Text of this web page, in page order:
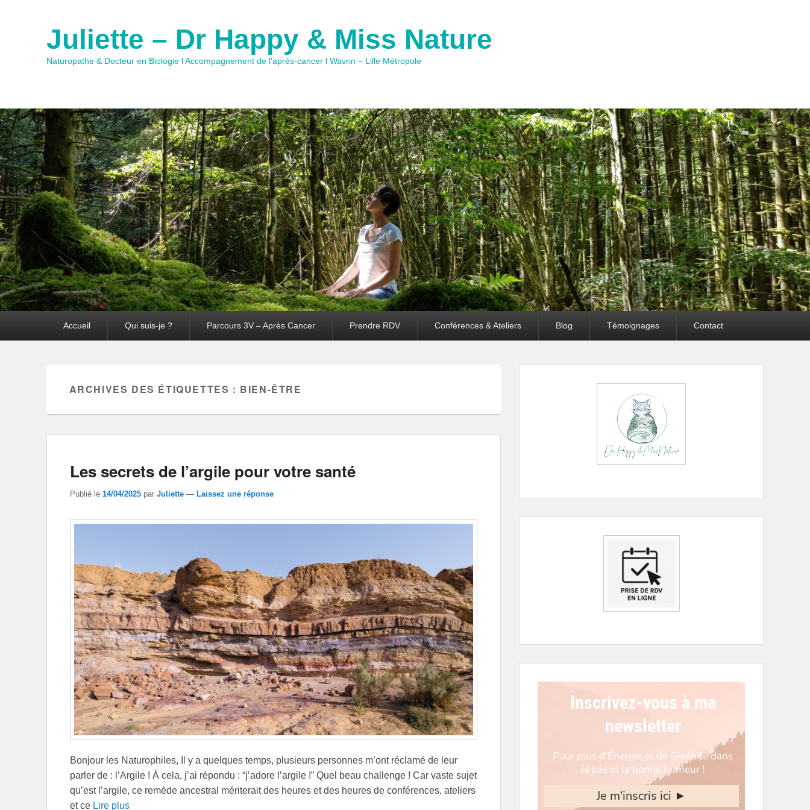
Juliette – Dr Happy & Miss Nature
Naturopathe & Docteur en Biologie l Accompagnement de l'après-cancer l Wavrin – Lille Métropole
Accueil Qui suis-je ? Parcours 3V – Après Cancer Prendre RDV Conférences & Ateliers Blog Témoignages Contact
ARCHIVES DES ÉTIQUETTES : BIEN-ÊTRE
Les secrets de l’argile pour votre santé
Publié le 14/04/2025 par Juliette — Laissez une réponse
Bonjour les Naturophiles, Il y a quelques temps, plusieurs personnes m’ont réclamé de leur
parler de : l’Argile ! À cela, j’ai répondu : “j’adore l’argile !” Quel beau challenge ! Car vaste sujet
qu’est l’argile, ce remède ancestral mériterait des heures et des heures de conférences, ateliers
et ce Lire plus